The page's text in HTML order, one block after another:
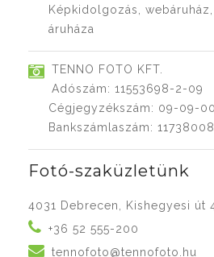
Képkidolgozás,
áruháza
TENNO FOTO KFT.
Adószám: 11553698-2-09
Cégjegyzékszám: 09-09-
Bankszámlaszám:
Fotó-szaküzletünk
4031 Debrecen, Kishegyesi út
+36 52 555-200
tennofoto@tennofoto.hu